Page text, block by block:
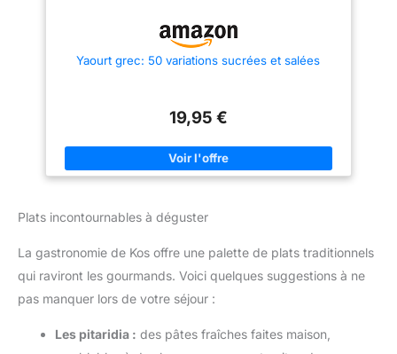
Yaourt grec: 50 variations sucrées et salées
19,95 €
Plats incontournables à déguster
La gastronomie de Kos offre une palette de plats traditionnels
qui raviront les gourmands. Voici quelques suggestions à ne
pas manquer lors de votre séjour :
Les pitaridia : des pâtes fraîches faites maison,